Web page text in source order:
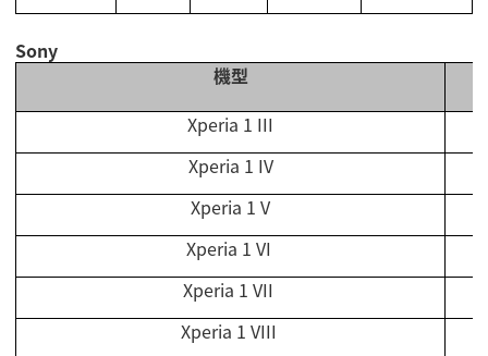
Sony
機型
Xperia 1 III
Xperia 1 IV
Xperia 1 V
Xperia 1 VI
Xperia 1 VII
Xperia 1 VIII